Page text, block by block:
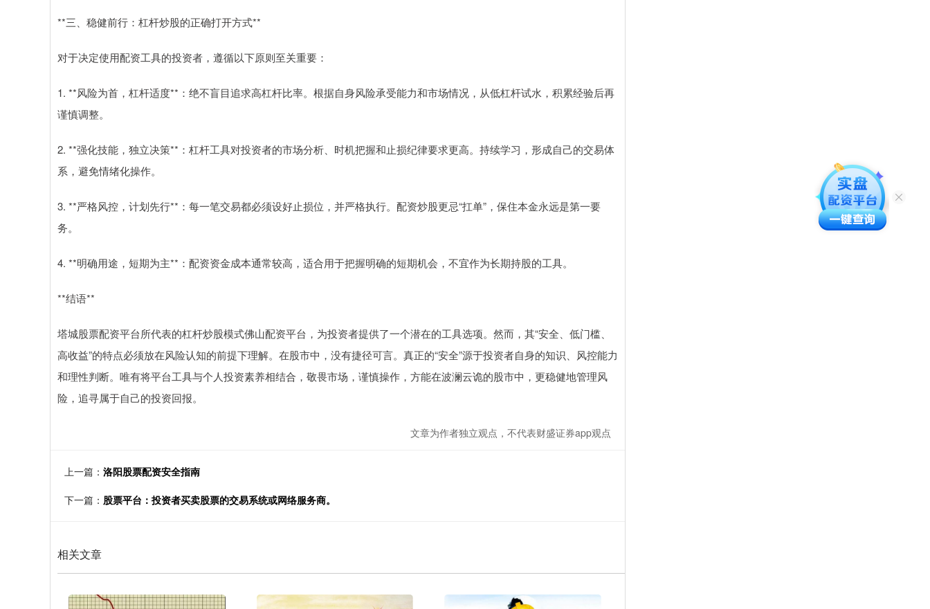
**三、稳健前行：杠杆炒股的正确打开方式**
对于决定使用配资工具的投资者，遵循以下原则至关重要：
1. **风险为首，杠杆适度**：绝不盲目追求高杠杆比率。根据自身风险承受能力和市场情况，从低杠杆试水，积累经验后再
谨慎调整。
2. **强化技能，独立决策**：杠杆工具对投资者的市场分析、时机把握和止损纪律要求更高。持续学习，形成自己的交易体
系，避免情绪化操作。
3. **严格风控，计划先行**：每一笔交易都必须设好止损位，并严格执行。配资炒股更忌“扛单”，保住本金永远是第一要
务。
4. **明确用途，短期为主**：配资资金成本通常较高，适合用于把握明确的短期机会，不宜作为长期持股的工具。
**结语**
塔城股票配资平台所代表的杠杆炒股模式佛山配资平台，为投资者提供了一个潜在的工具选项。然而，其“安全、低门槛、
高收益”的特点必须放在风险认知的前提下理解。在股市中，没有捷径可言。真正的“安全”源于投资者自身的知识、风控能力
和理性判断。唯有将平台工具与个人投资素养相结合，敬畏市场，谨慎操作，方能在波澜云诡的股市中，更稳健地管理风
险，追寻属于自己的投资回报。
文章为作者独立观点，不代表财盛证券app观点
上一篇： 洛阳股票配资安全指南
下一篇： 股票平台：投资者买卖股票的交易系统或网络服务商。
相关文章